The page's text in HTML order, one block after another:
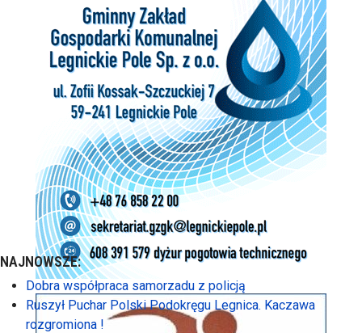
NAJNOWSZE:
Dobra współpraca samorzadu z policją
Ruszył Puchar Polski Podokręgu Legnica. Kaczawa
rozgromiona !